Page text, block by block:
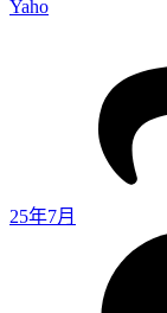
Yaho
25年7月